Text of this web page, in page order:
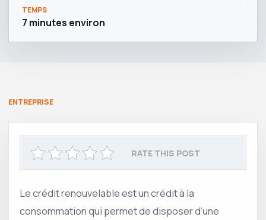
TEMPS
7 minutes environ
ENTREPRISE
RATE THIS POST
Le crédit renouvelable est un crédit à la
consommation qui permet de disposer d’une